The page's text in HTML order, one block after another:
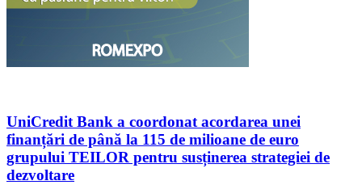
UniCredit Bank a coordonat acordarea unei
finanțări de până la 115 de milioane de euro
grupului TEILOR pentru susținerea strategiei de
dezvoltare